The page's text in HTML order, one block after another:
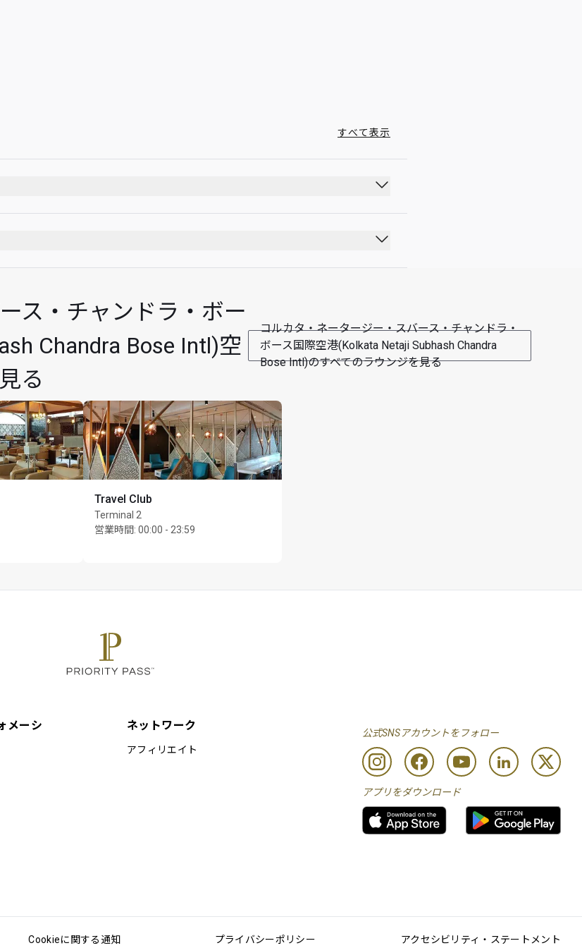
すべて表示
ス・チャンドラ・ボー
Chandra Bose Intl)空
る
コルカタ・ネータージー・スバース・チャンドラ・
ボース国際空港(Kolkata Netaji Subhash Chandra
Bose Intl)のすべてのラウンジを見る
Travel Club
Terminal 2
営業時間: 00:00 - 23:59
メーシ
ネットワーク
アフィリエイト
公式SNSアカウントをフォロー
アプリをダウンロード
Cookieに関する通知 プライバシーポリシー アクセシビリティ・ステートメント